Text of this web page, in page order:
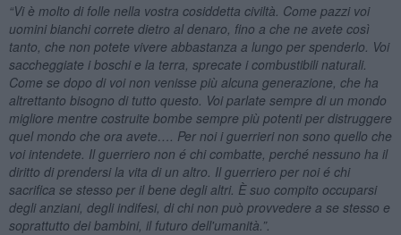
“Vi è molto di folle nella vostra cosiddetta civiltà. Come pazzi voi
uomini bianchi correte dietro al denaro, fino a che ne avete così
tanto, che non potete vivere abbastanza a lungo per spenderlo. Voi
saccheggiate i boschi e la terra, sprecate i combustibili naturali.
Come se dopo di voi non venisse più alcuna generazione, che ha
altrettanto bisogno di tutto questo. Voi parlate sempre di un mondo
migliore mentre costruite bombe sempre più potenti per distruggere
quel mondo che ora avete…. Per noi i guerrieri non sono quello che
voi intendete. Il guerriero non é chi combatte, perché nessuno ha il
diritto di prendersi la vita di un altro. Il guerriero per noi é chi
sacrifica se stesso per il bene degli altri. È suo compito occuparsi
degli anziani, degli indifesi, di chi non può provvedere a se stesso e
soprattutto dei bambini, il futuro dell'umanità.”.